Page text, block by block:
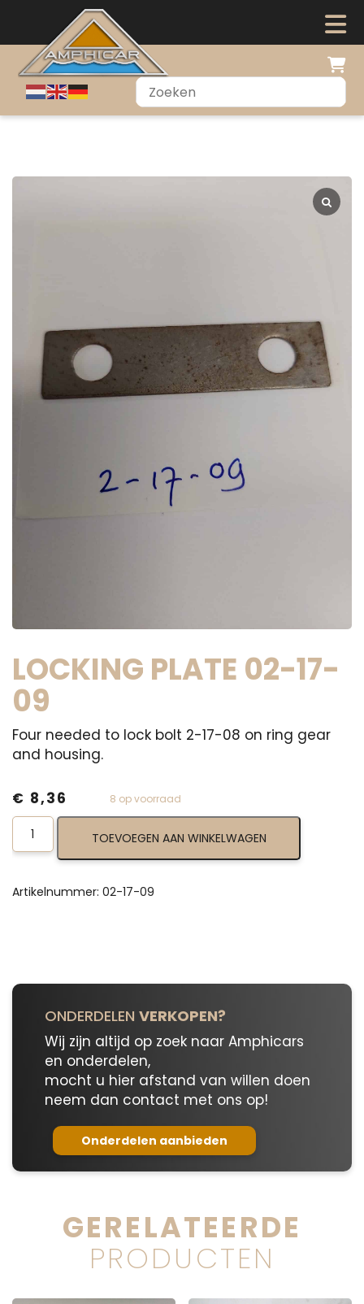
LOCKING PLATE 02-17-
09
Four needed to lock bolt 2-17-08 on ring gear
and housing.
8 op voorraad
€ 8,36
Locking
Plate
02-
09
TOEVOEGEN AAN WINKELWAGEN
Artikelnummer: 02-17-09
ONDERDELEN VERKOPEN?
Wij zijn altijd op zoek naar Amphicars
en onderdelen,
mocht u hier afstand van willen doen
neem dan contact met ons op!
Onderdelen aanbieden
GERELATEERDE
PRODUCTEN